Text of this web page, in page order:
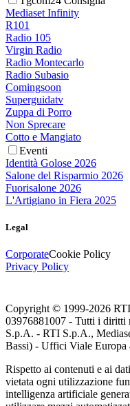
Mediaset Infinity
R101
Radio 105
Virgin Radio
Radio Montecarlo
Radio Subasio
Comingsoon
Superguidatv
Zuppa di Porro
Non Sprecare
Cotto e Mangiato
Eventi
Identità Golose 2026
Salone del Risparmio 2026
Fuorisalone 2026
L'Artigiano in Fiera 2025
Legal
CorporateCookie Policy
Privacy Policy
Copyright © 1999-2026
03976881007 - Tutti i diritti
S.p.A. - RTI S.p.A.,
Bassi) - Uffici Viale
Rispetto ai contenuti e ai
vietata ogni utilizzazione
intelligenza artificiale